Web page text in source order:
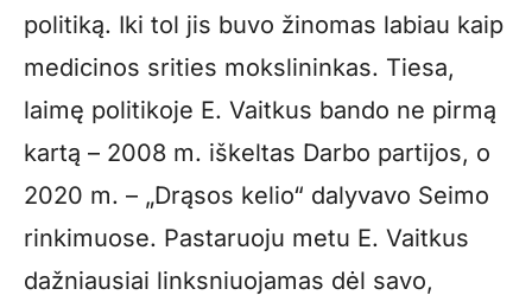
politiką. Iki tol jis buvo žinomas labiau kaip
medicinos srities mokslininkas. Tiesa,
laimę politikoje E. Vaitkus bando ne pirmą
kartą ­– 2008 m. iškeltas Darbo partijos, o
2020 m. – „Drąsos kelio“ dalyvavo Seimo
rinkimuose. Pastaruoju metu E. Vaitkus
dažniausiai linksniuojamas dėl savo,